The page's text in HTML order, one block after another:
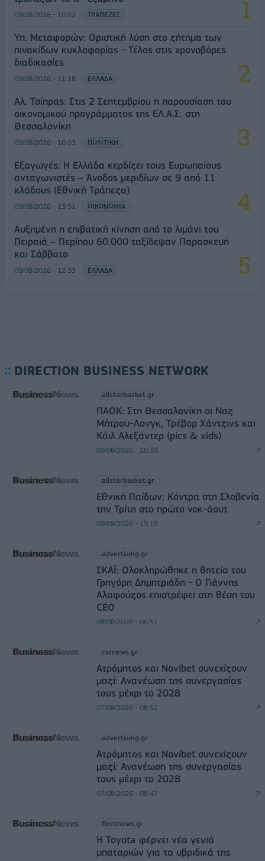
09/08/2026 - 10:52 ΤΡΑΠΕΖΕΣ
Υπ. Μεταφορών: Οριστική λύση στο ζήτημα των
πινακίδων κυκλοφορίας - Τέλος στις χρονοβόρες
διαδικασίες
09/08/2026 - 11:18 ΕΛΛΑΔΑ
Αλ. Τσίπρας: Στις 2 Σεπτεμβρίου η παρουσίαση του
οικονομικού προγράμματος της ΕΛ.Α.Σ. στη
Θεσσαλονίκη
09/08/2026 - 10:03 ΠΟΛΙΤΙΚΗ
Εξαγωγές: Η Ελλάδα κερδίζει τους Ευρωπαίους
ανταγωνιστές – Άνοδος μεριδίων σε 9 από 11
κλάδους (Εθνική Τράπεζα)
09/08/2026 - 13:51 ΟΙΚΟΝΟΜΙΑ
Αυξημένη η επιβατική κίνηση από το λιμάνι του
Πειραιά – Περίπου 60.000 ταξίδεψαν Παρασκευή
και Σάββατο
09/08/2026 - 12:33 ΕΛΛΑΔΑ
DIRECTION BUSINESS NETWORK
allstarbasket.gr
ΠΑΟΚ: Στη Θεσσαλονίκη οι Ναζ
Μήτρου-Λονγκ, Τρέβορ Χάντζινς και
Κάιλ Αλεξάντερ (pics & vids)
09/08/2026 - 20:39
allstarbasket.gr
Εθνική Παίδων: Κόντρα στη Σλοβενία
την Τρίτη στο πρώτο νοκ-άουτ
09/08/2026 - 19:19
advertising.gr
ΣΚΑΪ: Ολοκληρώθηκε η θητεία του
Γρηγόρη Δημητριάδη - Ο Γιάννης
Αλαφούζος επιστρέφει στη θέση του
CEO
08/08/2026 - 06:51
csrnews.gr
Ατρόμητος και Novibet συνεχίζουν
μαζί: Ανανέωση της συνεργασίας
τους μέχρι το 2028
07/08/2026 - 08:52
advertising.gr
Ατρόμητος και Novibet συνεχίζουν
μαζί: Ανανέωση της συνεργασίας
τους μέχρι το 2028
07/08/2026 - 08:47
fleetnews.gr
Η Toyota φέρνει νέα γενιά
μπαταριών για τα υβριδικά της